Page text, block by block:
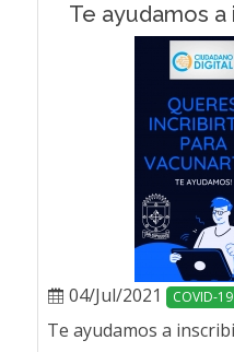
Te ayudamos a
04/Jul/2021 COVID-19
Te ayudamos a